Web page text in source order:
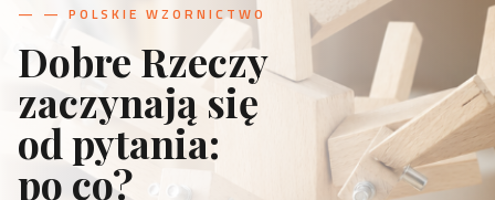
Dobre Rzeczy
zaczynają się
od pytania:
po co?